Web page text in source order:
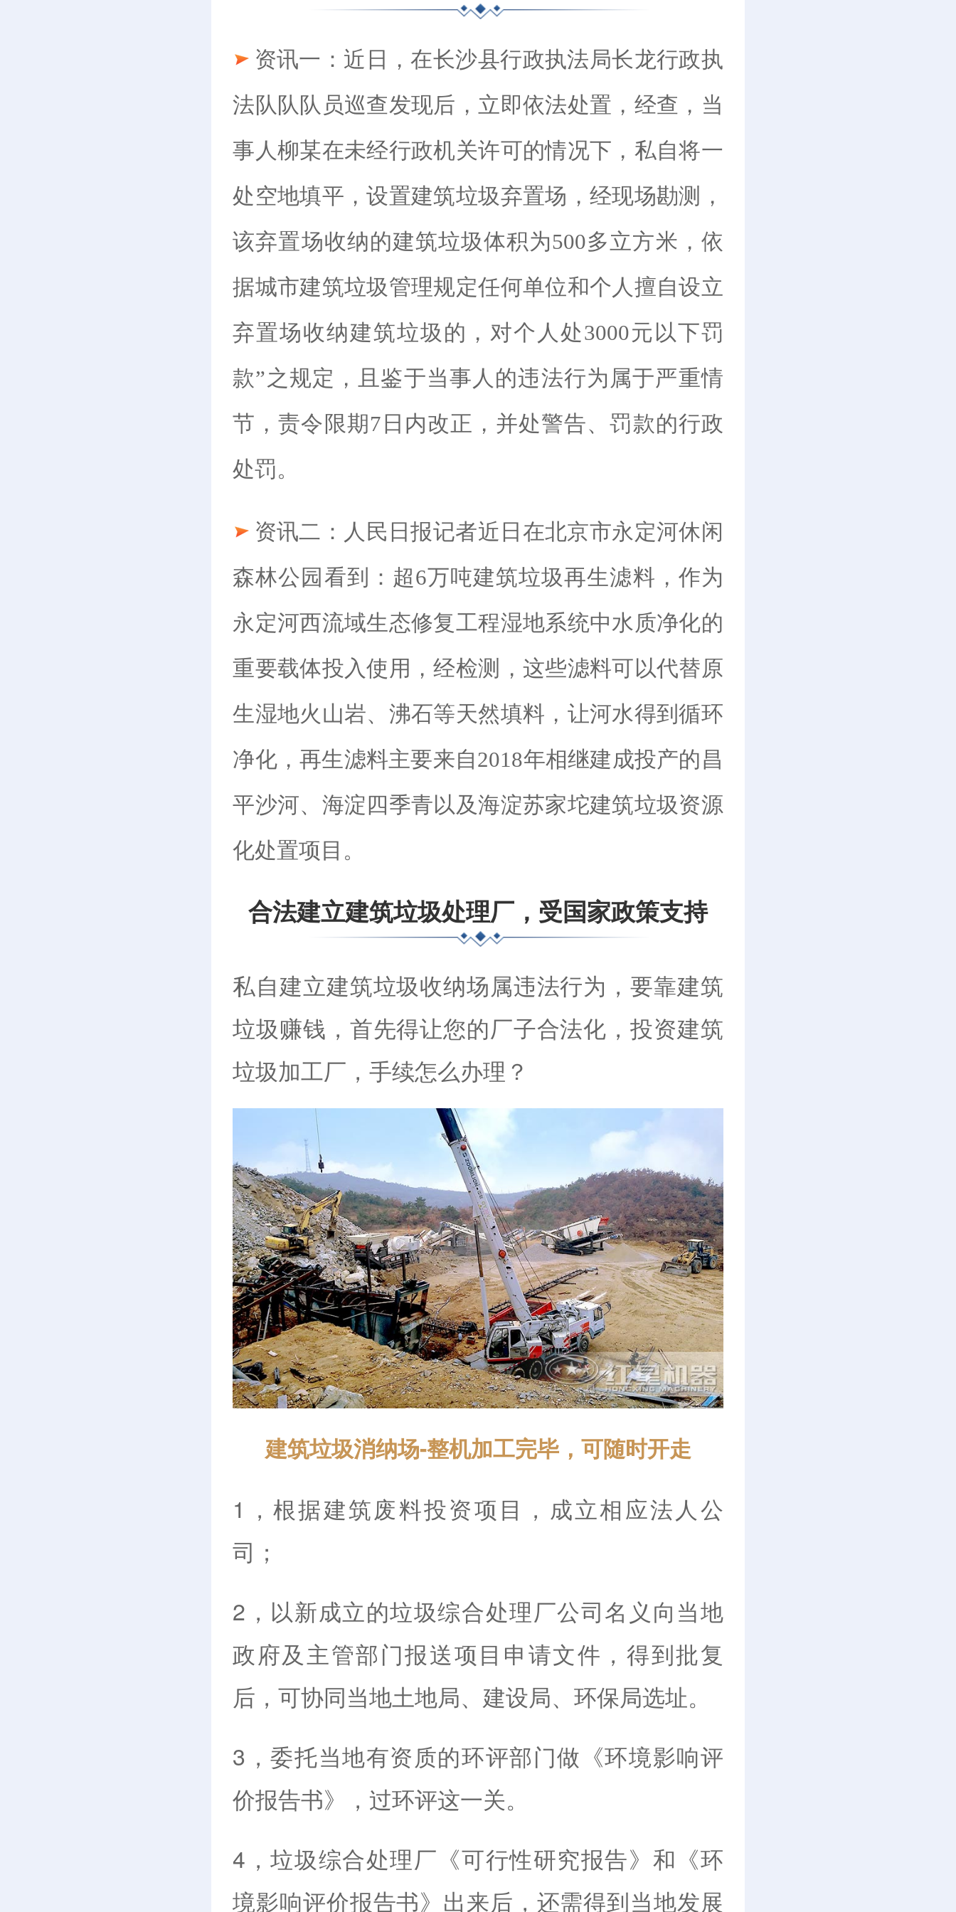
资讯一：近日，在长沙县行政执法局长龙行政执
法队队队员巡查发现后，立即依法处置，经查，当
事人柳某在未经行政机关许可的情况下，私自将一
处空地填平，设置建筑垃圾弃置场，经现场勘测，
该弃置场收纳的建筑垃圾体积为500多立方米，依
据城市建筑垃圾管理规定任何单位和个人擅自设立
弃置场收纳建筑垃圾的，对个人处3000元以下罚
款”之规定，且鉴于当事人的违法行为属于严重情
节，责令限期7日内改正，并处警告、罚款的行政
处罚。
资讯二：人民日报记者近日在北京市永定河休闲
森林公园看到：超6万吨建筑垃圾再生滤料，作为
永定河西流域生态修复工程湿地系统中水质净化的
重要载体投入使用，经检测，这些滤料可以代替原
生湿地火山岩、沸石等天然填料，让河水得到循环
净化，再生滤料主要来自2018年相继建成投产的昌
平沙河、海淀四季青以及海淀苏家坨建筑垃圾资源
化处置项目。
合法建立建筑垃圾处理厂，受国家政策支持
私自建立建筑垃圾收纳场属违法行为，要靠建筑
垃圾赚钱，首先得让您的厂子合法化，投资建筑
垃圾加工厂，手续怎么办理？
建筑垃圾消纳场-整机加工完毕，可随时开走
1，根据建筑废料投资项目，成立相应法人公
司；
2，以新成立的垃圾综合处理厂公司名义向当地
政府及主管部门报送项目申请文件，得到批复
后，可协同当地土地局、建设局、环保局选址。
3，委托当地有资质的环评部门做《环境影响评
价报告书》，过环评这一关。
4，垃圾综合处理厂《可行性研究报告》和《环
境影响评价报告书》出来后，还需得到当地发展